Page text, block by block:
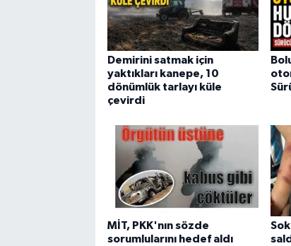
Demirini satmak için
yaktıkları kanepe, 10
dönümlük tarlayı küle
çevirdi
MİT, PKK'nın sözde
sorumlularını hedef aldı